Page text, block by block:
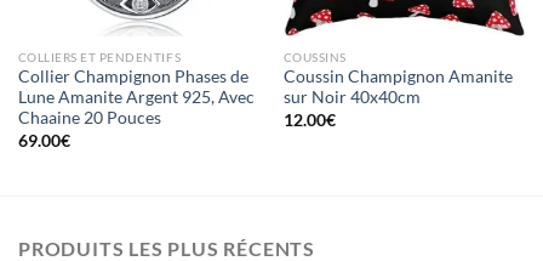
COLLIERS ET PENDENTIFS
Collier Champignon Phases de
Lune Amanite Argent 925, Avec
Chaaine 20 Pouces
69.00€
COUSSINS
Coussin Champignon Amanite
sur Noir 40x40cm
12.00€
PRODUITS LES PLUS RÉCENTS